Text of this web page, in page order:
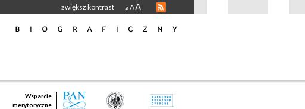
zwiększ kontrast A AA
Wsparcie
merytoryczne